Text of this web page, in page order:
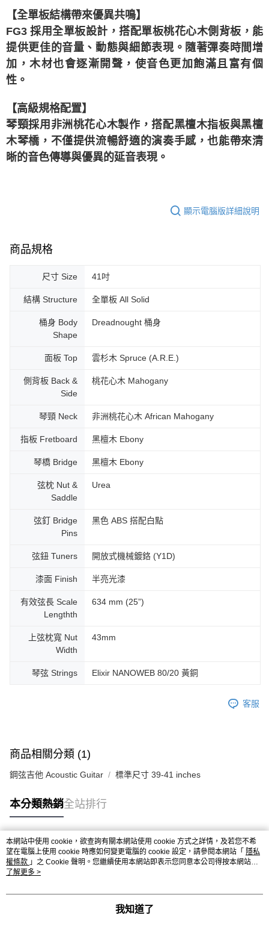
【全單板結構帶來優異共鳴】
FG3 採用全單板設計，搭配單板桃花心木側背板，能
提供更佳的音量、動態與細節表現。隨著彈奏時間增
加，木材也會逐漸開聲，使音色更加飽滿且富有個
性。
【高級規格配置】
琴頸採用非洲桃花心木製作，搭配黑檀木指板與黑檀
木琴橋，不僅提供流暢舒適的演奏手感，也能帶來清
晰的音色傳導與優異的延音表現。
顯示電腦版詳細說明
商品規格
尺寸 Size 41吋
結構 Structure 全單板 All Solid
桶身 Body
Shape
Dreadnought 桶身
面板 Top 雲杉木 Spruce (A.R.E.)
側背板 Back &
Side
桃花心木 Mahogany
琴頸 Neck 非洲桃花心木 African Mahogany
指板 Fretboard 黑檀木 Ebony
琴橋 Bridge 黑檀木 Ebony
弦枕 Nut &
Saddle
Urea
弦釘 Bridge
Pins
黑色 ABS 搭配白點
弦鈕 Tuners 開放式機械鍍鉻 (Y1D)
漆面 Finish 半亮光漆
有效弦長 Scale
Lengthth
634 mm (25”)
上弦枕寬 Nut
Width
43mm
琴弦 Strings Elixir NANOWEB 80/20 黃銅
客服
商品相關分類 (1)
鋼弦吉他 Acoustic Guitar 標準尺寸 39-41 inches
本分類熱銷全站排行
熱門標籤
本網站中使用 cookie，欲查詢有關本網站使用 cookie 方式之詳情，及若您不希
望在電腦上使用 cookie 時應如何變更電腦的 cookie 設定，請參閱本網站「 隱私
權條款 」之 Cookie 聲明。您繼續使用本網站即表示您同意本公司得按本網站使
用條款之 Cookie 聲明使用 cookie。
了解更多 >
我知道了